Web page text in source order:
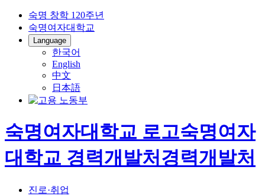
숙명 창학 120주년
숙명여자대학교
Language
한국어
English
中文
日本語
숙명여자대학교 로고숙명여자
대학교 경력개발처경력개발처
진로·취업